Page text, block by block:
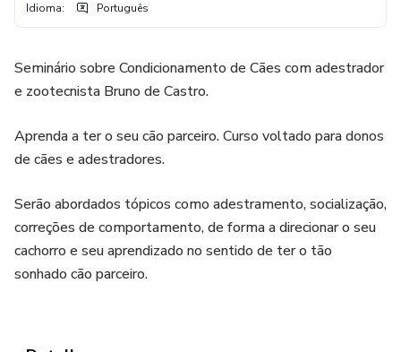
Idioma: Português
Seminário sobre Condicionamento de Cães com adestrador
e zootecnista Bruno de Castro.
Aprenda a ter o seu cão parceiro. Curso voltado para donos
de cães e adestradores.
Serão abordados tópicos como adestramento, socialização,
correçōes de comportamento, de forma a direcionar o seu
cachorro e seu aprendizado no sentido de ter o tão
sonhado cão parceiro.